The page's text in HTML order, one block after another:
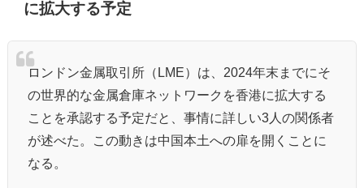
に拡大する予定
ロンドン金属取引所（LME）は、2024年末までにそ
の世界的な金属倉庫ネットワークを香港に拡大する
ことを承認する予定だと、事情に詳しい3人の関係者
が述べた。この動きは中国本土への扉を開くことに
なる。